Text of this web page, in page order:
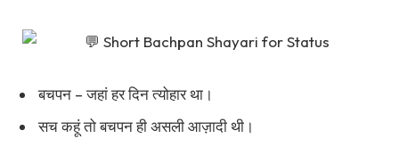
बचपन – जहां हर दिन त्योहार था।
सच कहूं तो बचपन ही असली आज़ादी थी।